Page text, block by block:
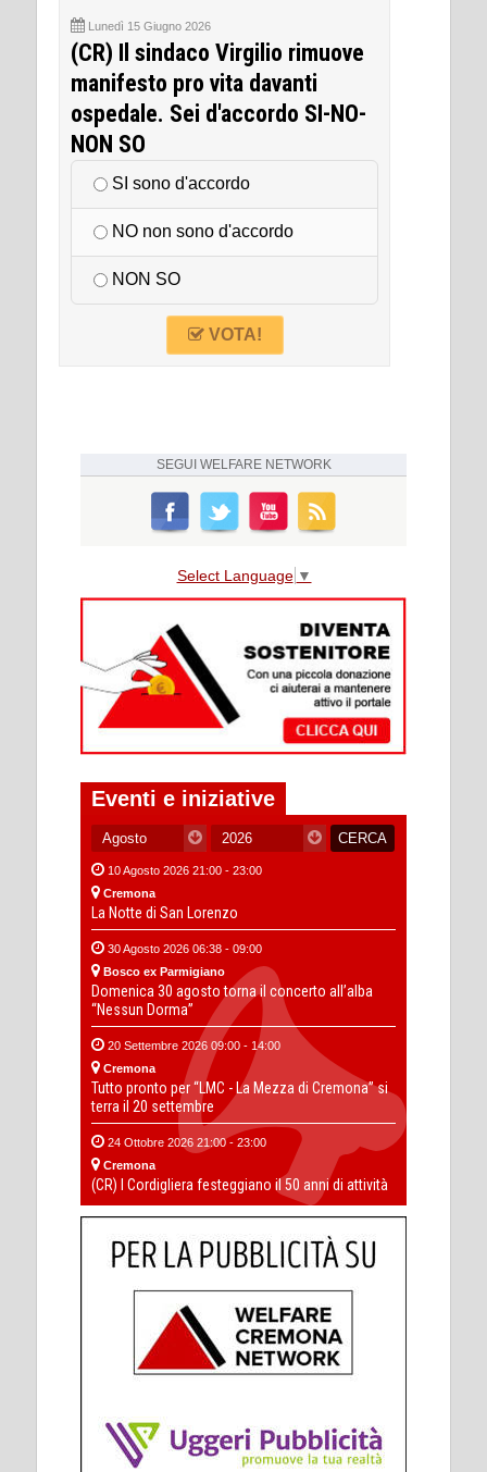
Lunedì 15 Giugno 2026
(CR) Il sindaco Virgilio rimuove
manifesto pro vita davanti
ospedale. Sei d'accordo SI-NO-
NON SO
SI sono d'accordo
NO non sono d'accordo
NON SO
VOTA!
SEGUI WELFARE NETWORK
Select Language ▼
Eventi e iniziative
10 Agosto 2026 21:00 - 23:00
Cremona
La Notte di San Lorenzo
30 Agosto 2026 06:38 - 09:00
Bosco ex Parmigiano
Domenica 30 agosto torna il concerto all’alba
“Nessun Dorma”
20 Settembre 2026 09:00 - 14:00
Cremona
Tutto pronto per “LMC - La Mezza di Cremona” si
terra il 20 settembre
24 Ottobre 2026 21:00 - 23:00
Cremona
(CR) I Cordigliera festeggiano il 50 anni di attività